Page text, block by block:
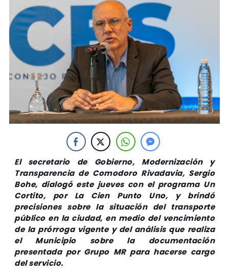
El secretario de Gobierno, Modernización y
Transparencia de Comodoro Rivadavia, Sergio
Bohe, dialogó este jueves con el programa Un
Cortito, por La Cien Punto Uno, y brindó
precisiones sobre la situación del transporte
público en la ciudad, en medio del vencimiento
de la prórroga vigente y del análisis que realiza
el Municipio sobre la documentación
presentada por Grupo MR para hacerse cargo
del servicio.